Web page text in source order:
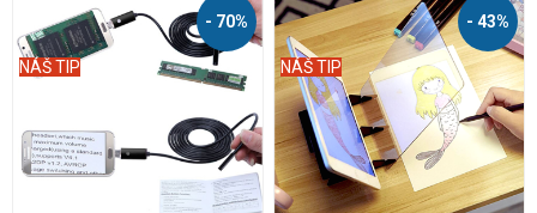
omyvatelné.
- 70%
NÁŠ TIP
- 43%
NÁŠ TIP